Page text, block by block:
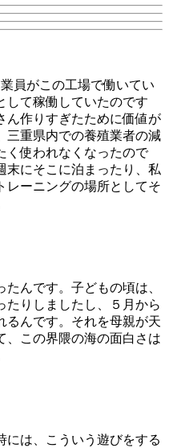
員がこの工場で働いてい
して稼働していたのです
ん作りすぎたために価値が
三重県内での養殖業者の減
く使われなくなったので
末にそこに泊まったり、私
レーニングの場所としてそ
んです。子どもの頃は、
たりしましたし、５月から
るんです。それを母親が天
、この界隈の海の面白さは
には、こういう遊びをする